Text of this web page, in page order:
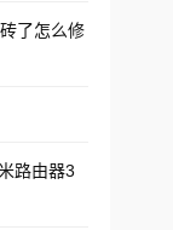
了怎么修
路由器3